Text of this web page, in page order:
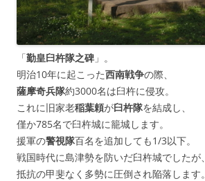
「勤皇臼杵隊之碑 」。
明治10年に起こった西南戦争の際、
薩摩奇兵隊約3000名は臼杵に侵攻。
これに旧家老稲葉頼が臼杵隊を結成し、
僅か785名で臼杵城に籠城します。
援軍の警視隊百名を追加しても1/3以下。
戦国時代に島津勢を防いだ臼杵城でしたが、
抵抗の甲斐なく多勢に圧倒され陥落します。